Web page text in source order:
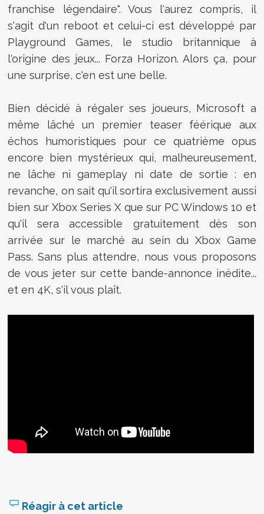
franchise légendaire". Vous l'aurez compris, il
s'agit d'un reboot et celui-ci est développé par
Playground Games, le studio britannique à
l'origine des jeux... Forza Horizon. Alors ça, pour
une surprise, c'en est une belle.
Bien décidé à régaler ses joueurs, Microsoft a
même lâché un premier teaser féérique aux
échos humoristiques pour ce quatrième opus
encore bien mystérieux qui, malheureusement,
ne lâche ni gameplay ni date de sortie : en
revanche, on sait qu'il sortira exclusivement aussi
bien sur Xbox Series X que sur PC Windows 10 et
qu'il sera accessible gratuitement dès son
arrivée sur le marché au sein du Xbox Game
Pass. Sans plus attendre, nous vous proposons
de vous jeter sur cette bande-annonce inédite...
et en 4K, s'il vous plaît.
Réagir à cet article